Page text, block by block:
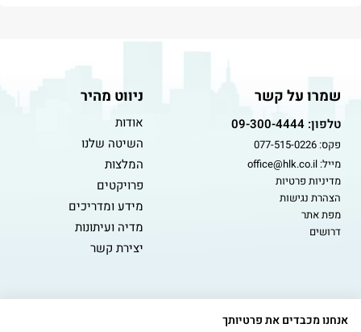
שמרו על קשר
טלפון: 09-300-4444
פקס: 077-515-0226
מייל: office@hlk.co.il
מדיניות פרטיות
הצהרת נגישות
מפת אתר
דרושים
ניווט מהיר
אודות
השיטה שלנו
המלצות
פרויקטים
מידע ומדריכים
מדיה ועיתונות
יצירת קשר
אנחנו מכבדים את פרטיותך